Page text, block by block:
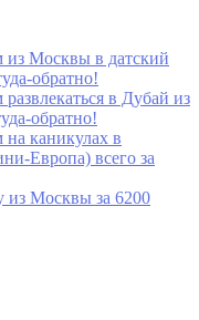
из Москвы в датский
обратно!
в Дубай из
обратно!
на каникулах в
Европа) всего за
из Москвы за 6200